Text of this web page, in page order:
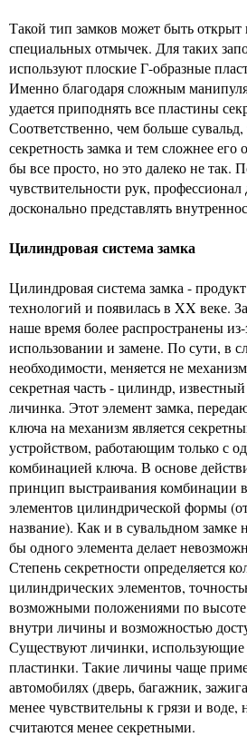
Такой тип замков может быть
специальных отмычек. Для таких
используют плоские Г-образные
Именно благодаря сложным
удается приподнять все пластины
Соответственно, чем больше
секретность замка и тем сложнее его
бы все просто, но это далеко не так.
чувствительности рук,
досконально представлять
Цилиндровая система замка
Цилиндровая система замка -
технологий и появилась в XX веке.
наше время более распространены из-
использовании и замене. По сути, в
необходимости, меняется не
секретная часть - цилиндр,
личинка. Этот элемент замка,
ключа на механизм является
устройством, работающим только с
комбинацией ключа. В основе
принцип выстраивания комбинации
элементов цилиндрической формы
название). Как и в сувальдном замке
бы одного элемента делает
Степень секретности определяется
цилиндрических элементов,
возможными положениями по
внутри личины и возможностью
Существуют личинки,
пластинки. Такие личины чаще
автомобилях (дверь, багажник,
менее чувствительны к грязи и воде,
считаются менее секретными.